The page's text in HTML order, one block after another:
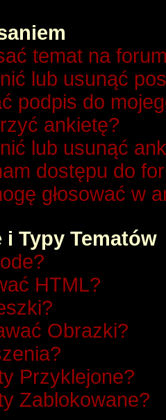
temat na
lub usunąć
podpis do
ankietę?
lub usunąć
dostępu do
głosować w
Typy Tematów
HTML?
Obrazki?
Przyklejone?
Zablokowane?